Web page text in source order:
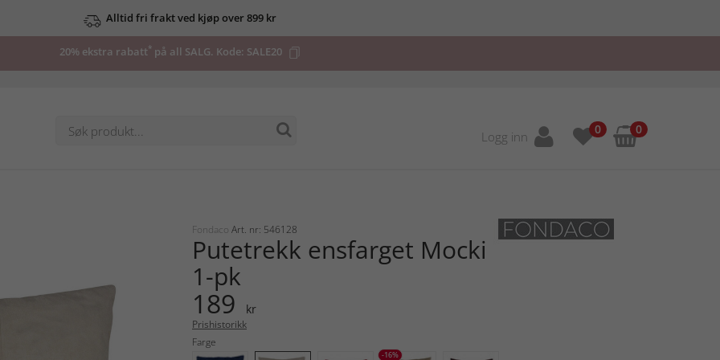
Alltid fri frakt ved kjøp over 899 kr
20% ekstra rabatt* på all SALG. Kode: SALE20
Logg inn 0 0
Fondaco Art. nr: 546128
Putetrekk ensfarget Mocki
1-pk
189 kr
Prishistorikk
Farge
-16%